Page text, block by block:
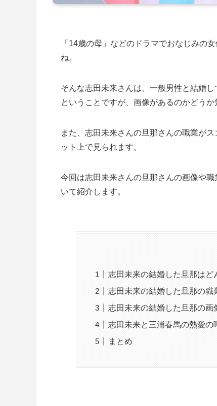
「14歳の母」などのドラマでおなじみの
ね。
そんな志田未来さんは、一般男性と結婚
ということですが、画像があるのかどうか
また、志田未来さんの旦那さんの職業が
ット上で見られます。
今回は志田未来さんの旦那さんの画像や
いて紹介します。
志田未来の結婚した旦那はど
志田未来の結婚した旦那の職
志田未来の結婚した旦那の画
志田未来と三浦春馬の熱愛の
まとめ